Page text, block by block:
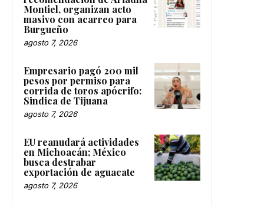
Montiel, organizan acto
masivo con acarreo para
Burgueño
agosto 7, 2026
Empresario pagó 200 mil
pesos por permiso para
corrida de toros apócrifo:
Sindica de Tijuana
agosto 7, 2026
EU reanudará actividades
en Michoacán; México
busca destrabar
exportación de aguacate
agosto 7, 2026